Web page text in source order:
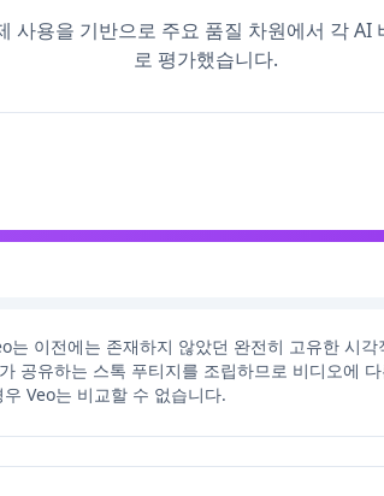
사용을 기반으로 주요 품질 차원에서 각 AI
로 평가했습니다.
이전에는 존재하지 않았던 완전히 고유한 시
공유하는 스톡 푸티지를 조립하므로 비디오에
Veo는 비교할 수 없습니다.